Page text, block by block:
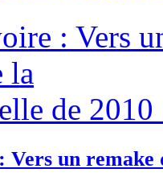
un remake